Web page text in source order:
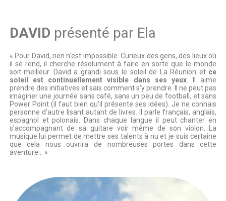
DAVID présenté par Ela
« Pour David, rien n’est impossible. Curieux des gens, des lieux où
il se rend, il cherche résolument à faire en sorte que le monde
soit meilleur. David a grandi sous le soleil de La Réunion et ce
soleil est continuellement visible dans ses yeux. Il aime
prendre des initiatives et sais comment s’y prendre. Il ne peut pas
imaginer une journée sans café, sans un peu de football, et sans
Power Point (il faut bien qu’il présente ses idées). Je ne connais
personne d’autre lisant autant de livres. Il parle français, anglais,
espagnol et polonais. Dans chaque langue il peut chanter en
s’accompagnant de sa guitare voir même de son violon. La
musique lui permet de mettre ses talents à nu et je suis certaine
que cela nous ouvrira de nombreuses portes dans cette
aventure… »